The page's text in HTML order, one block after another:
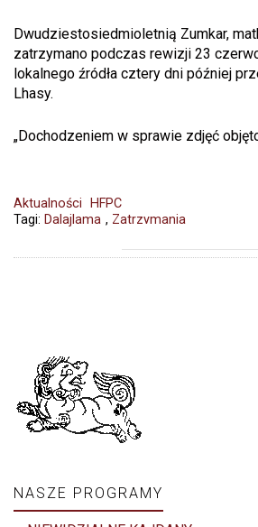
Dwudziestosiedmioletnią Zumkar,
zatrzymano podczas rewizji 23
lokalnego źródła cztery dni później
Lhasy.
„Dochodzeniem w sprawie zdjęć
Aktualności
HFPC
Tagi: Dalajlama , Zatrzymania
NASZE PROGRAMY